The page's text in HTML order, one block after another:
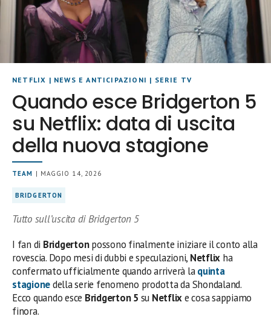
NETFLIX | NEWS E ANTICIPAZIONI | SERIE TV
Quando esce Bridgerton 5
su Netflix: data di uscita
della nuova stagione
TEAM | MAGGIO 14, 2026
BRIDGERTON
Tutto sull’uscita di Bridgerton 5
I fan di Bridgertonpossono finalmente iniziare il conto alla
rovescia. Dopo mesi di dubbi e speculazioni, Netflix ha
confermato ufficialmente quando arriverà laquinta
stagionedella serie fenomeno prodotta da Shondaland.
Ecco quando esce Bridgerton 5 su Netflixe cosa sappiamo
finora.